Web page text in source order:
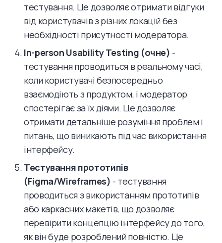
тестування. Це дозволяє отримати відгуки
від користувачів з різних локацій без
необхідності присутності модератора.
In-person Usability Testing (очне) -
тестування проводиться в реальному часі,
коли користувачі безпосередньо
взаємодіють з продуктом, і модератор
спостерігає за їх діями. Це дозволяє
отримати детальніше розуміння проблем і
питань, що виникають під час використання
інтерфейсу.
Тестування прототипів
(Figma/Wireframes) - тестування
проводиться з використанням прототипів
або каркасних макетів, що дозволяє
перевірити концепцію інтерфейсу до того,
як він буде розроблений повністю. Це